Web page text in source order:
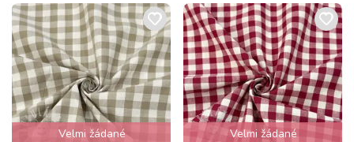
Velmi žádané
Velmi žádané